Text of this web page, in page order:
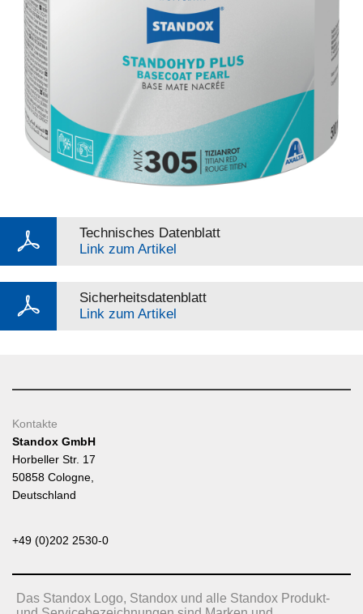
Technisches Datenblatt
Link zum Artikel
Sicherheitsdatenblatt
Link zum Artikel
Kontakte
Standox GmbH
Horbeller Str. 17
50858 Cologne,
Deutschland
+49 (0)202 2530-0
Das Standox Logo, Standox und alle Standox Produkt-